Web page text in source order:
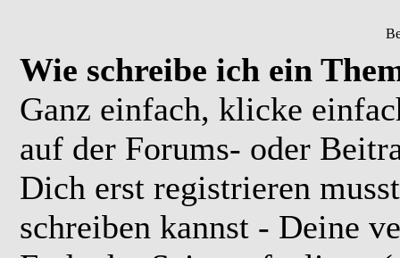
Wie schreibe ich ein
Ganz einfach, klicke
auf der Forums- oder
Dich erst registrieren
schreiben kannst - Deine